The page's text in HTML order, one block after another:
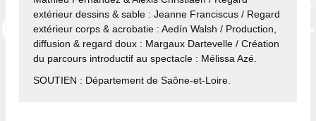
extérieur dessins & sable : Jeanne Franciscus / Regard
extérieur corps & acrobatie : Aedín Walsh / Production,
diffusion & regard doux : Margaux Dartevelle / Création
du parcours introductif au spectacle : Mélissa Azé.
SOUTIEN : Département de Saône-et-Loire.